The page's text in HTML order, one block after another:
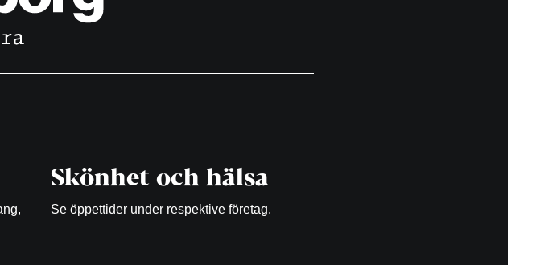
Skönhet och hälsa
Se öppettider under respektive företag.